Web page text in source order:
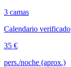
3 camas
Calendario verificado
35 €
pers./noche (aprox.)